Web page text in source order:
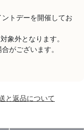
トデーを開催してお
象外となります。
がございます。
と返品について